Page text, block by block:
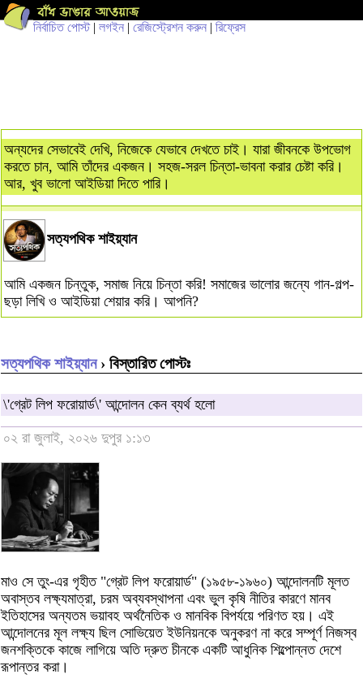
নির্বাচিত পোস্ট| লগইন | রেজিস্ট্রেশন করুন | রিফ্রেস
অন্যদের সেভাবেই দেখি, নিজেকে যেভাবে দেখতে চাই। যারা জীবনকে উপভোগ
করতে চান, আমি তাঁদের একজন। সহজ-সরল চিন্তা-ভাবনা করার চেষ্টা করি।
আর, খুব ভালো আইডিয়া দিতে পারি।
সত্যপথিক শাইয়্যান
আমি একজন চিন্তুক, সমাজ নিয়ে চিন্তা করি! সমাজের ভালোর জন্যে গান-গল্প-
ছড়া লিখি ও আইডিয়া শেয়ার করি। আপনি?
সত্যপথিক শাইয়্যান› বিস্তারিত পোস্টঃ
\'গ্রেট লিপ ফরোয়ার্ড\' আন্দোলন কেন ব্যর্থ হলো
০২ রা জুলাই, ২০২৬ দুপুর ১:১৩
মাও সে তুং-এর গৃহীত "গ্রেট লিপ ফরোয়ার্ড" (১৯৫৮-১৯৬০) আন্দোলনটি মূলত
অবাস্তব লক্ষ্যমাত্রা, চরম অব্যবস্থাপনা এবং ভুল কৃষি নীতির কারণে মানব
ইতিহাসের অন্যতম ভয়াবহ অর্থনৈতিক ও মানবিক বিপর্যয়ে পরিণত হয়। এই
আন্দোলনের মূল লক্ষ্য ছিল সোভিয়েত ইউনিয়নকে অনুকরণ না করে সম্পূর্ণ নিজস্ব
জনশক্তিকে কাজে লাগিয়ে অতি দ্রুত চীনকে একটি আধুনিক শিল্পোন্নত দেশে
রূপান্তর করা।